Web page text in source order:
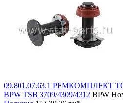
09.801.07.63.1 РЕМКОМПЛЕКТ
BPW TSB 3709/4309/4312 BPW